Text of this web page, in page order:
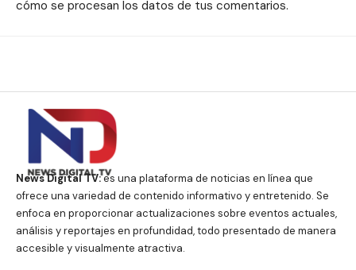
cómo se procesan los datos de tus comentarios.
News Digital TV:es una plataforma de noticias en línea que
ofrece una variedad de contenido informativo y entretenido. Se
enfoca en proporcionar actualizaciones sobre eventos actuales,
análisis y reportajes en profundidad, todo presentado de manera
accesible y visualmente atractiva.